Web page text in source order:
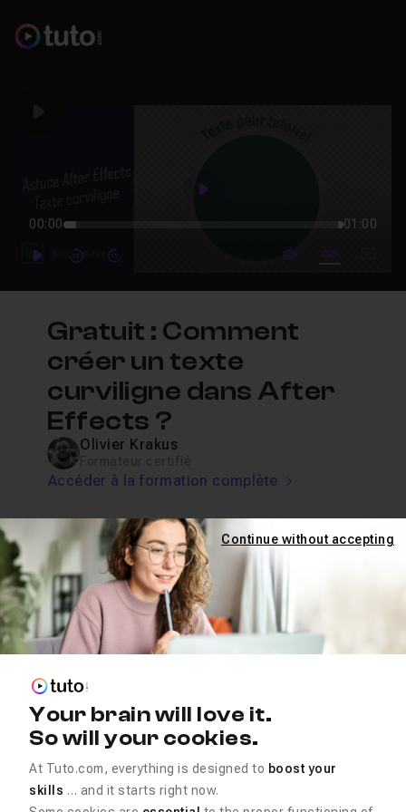
Play
00:00 01:00
PlayForwardForward mute video
Subtitles
Gratuit : Comment
créer un texte
curviligne dans After
Effects ?
Olivier Krakus
Accéder à la formation complète